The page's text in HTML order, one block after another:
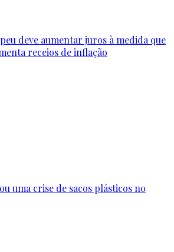
deve aumentar juros à medida que
receios de inflação
uma crise de sacos plásticos no